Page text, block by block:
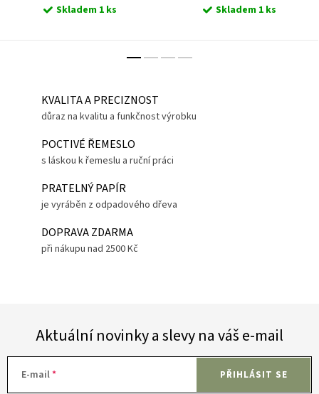
Skladem 1 ks Skladem 1 ks
KVALITA A PRECIZNOST
důraz na kvalitu a funkčnost výrobku
POCTIVÉ ŘEMESLO
s láskou k řemeslu a ruční práci
PRATELNÝ PAPÍR
je vyráběn z odpadového dřeva
DOPRAVA ZDARMA
při nákupu nad 2500 Kč
Aktuální novinky a slevy na váš e-mail
E-mail PŘIHLÁSIT SE